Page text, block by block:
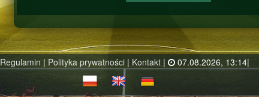
Regulamin | Polityka prywatności | Kontakt | 07.08.2026, 13:14|